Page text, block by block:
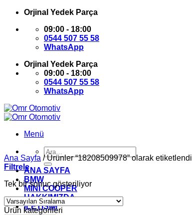
İçeriğeOrjinal Yedek Parça
09:00 - 18:00
0544 507 55 58
WhatsApp
Orjinal Yedek Parça
09:00 - 18:00
0544 507 55 58
WhatsApp
Menü
Ara:
ANA SAYFA
BMW
MİNİ COOPER
HAKKIMIZDA
İLETİŞİM
Ana Sayfa /Ürünler “18208509978” olarak etiketlendi
Filtrele
Tek bir sonuç gösteriliyor
Ürün kategorileri